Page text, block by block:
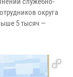
округа
5 тысяч —